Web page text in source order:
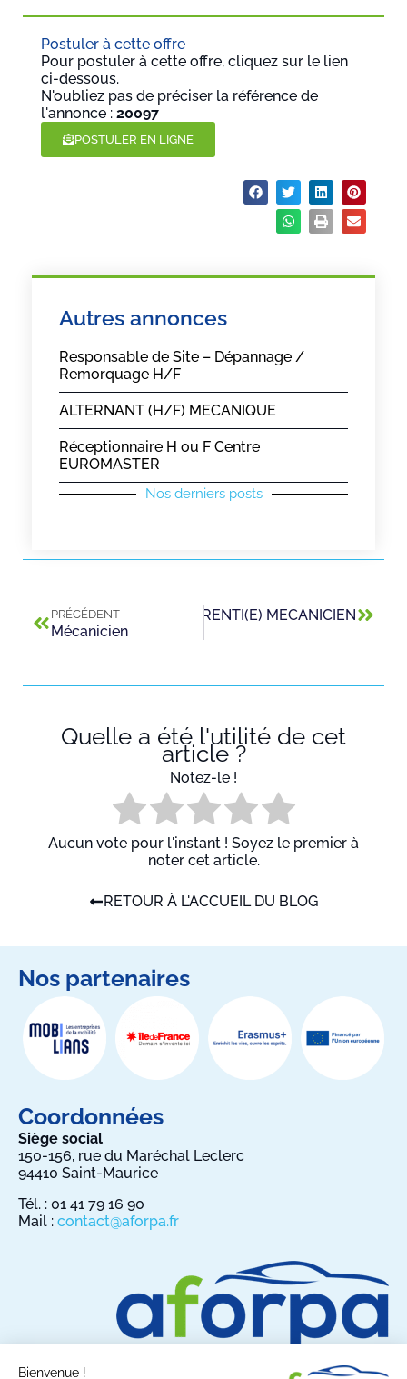
Bienvenue !
Postuler à cette offre
Pour postuler à cette offre, cliquez sur le lien
ci-dessous.
N'oubliez pas de préciser la référence de
l'annonce : 20097
POSTULER EN LIGNE
Autres annonces
Responsable de Site – Dépannage /
Remorquage H/F
ALTERNANT (H/F) MECANIQUE
Réceptionnaire H ou F Centre
EUROMASTER
Nos derniers posts
PRÉCÉDENT
Mécanicien
APPRENTI(E) MECANICIEN
Quelle a été l'utilité de cet
article ?
Notez-le !
Aucun vote pour l'instant ! Soyez le premier à
noter cet article.
RETOUR À L'ACCUEIL DU BLOG
Nos partenaires
Coordonnées
Siège social
150-156, rue du Maréchal Leclerc
94410 Saint-Maurice
Tél. : 01 41 79 16 90
Mail : contact@aforpa.fr